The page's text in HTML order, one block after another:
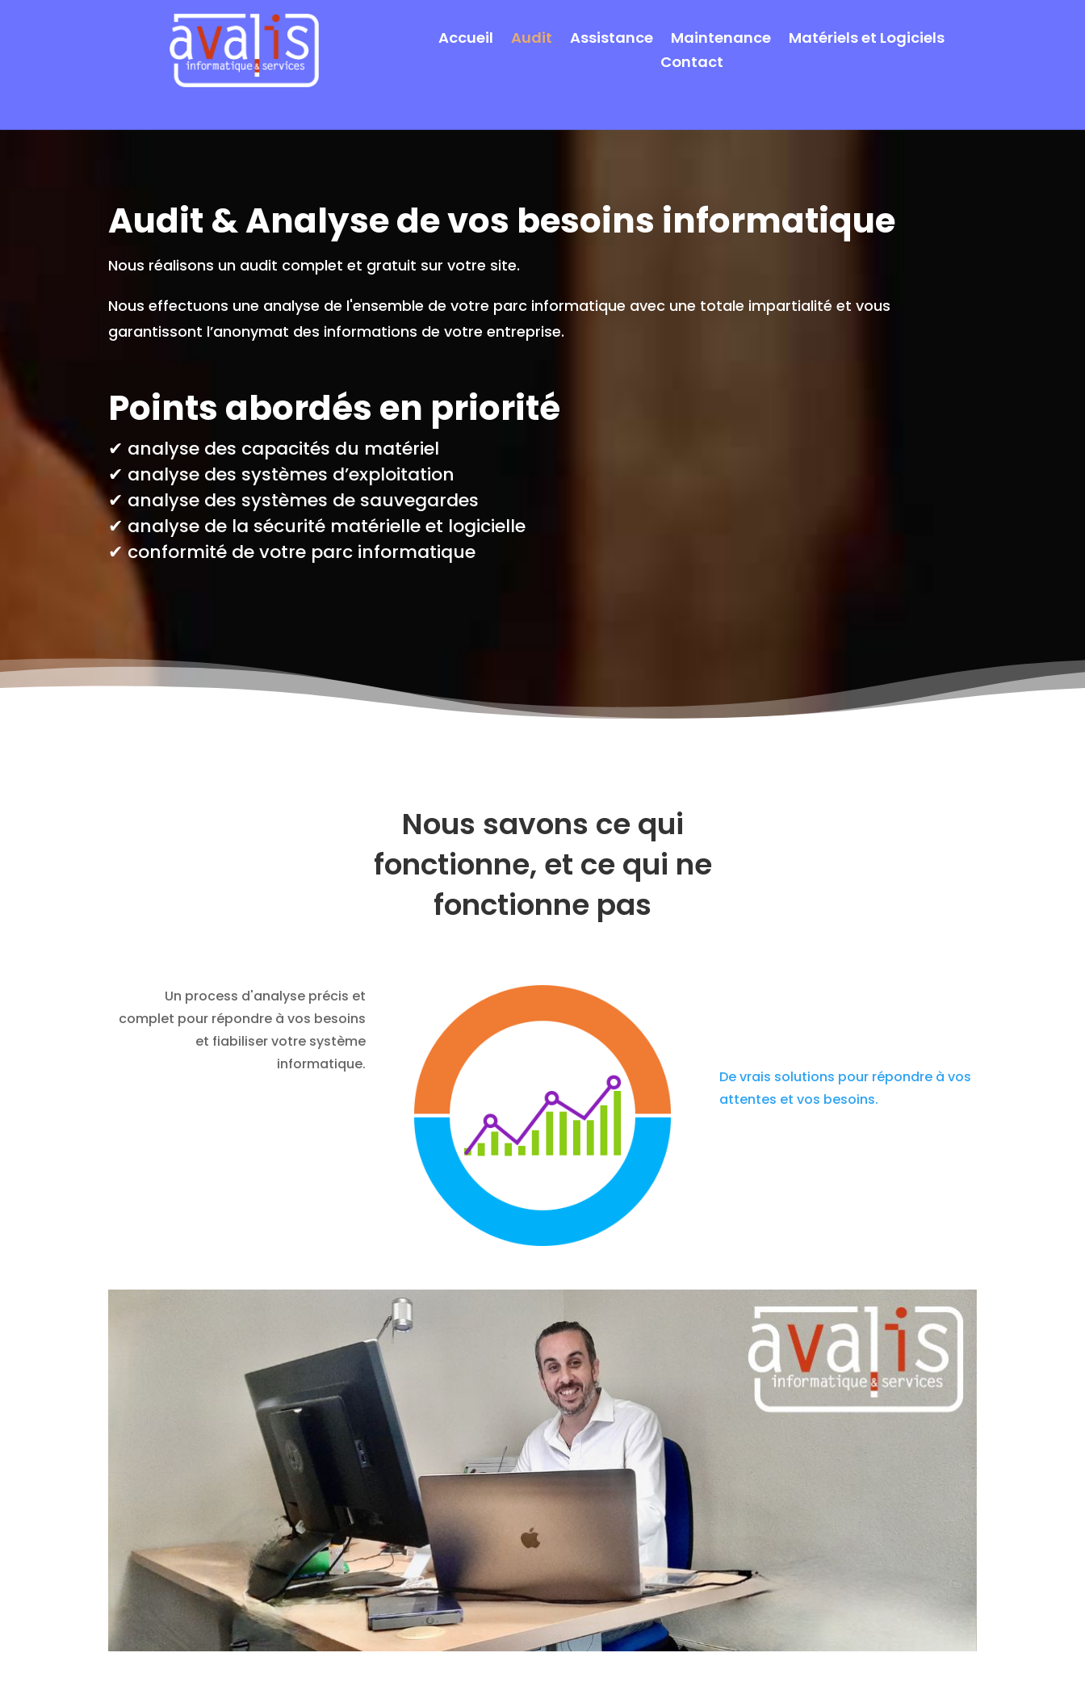
Accueil Audit Assistance Maintenance
Matériels et Logiciels
Contact
Audit & Analyse de vos besoins informatique
Nous réalisons un audit complet et gratuit sur votre site.
Nous effectuons une analyse de l'ensemble de votre parc informatique avec une totale impartialité et vous
garantissont l’anonymat des informations de votre entreprise.
Points abordés en priorité
✔︎ analyse des capacités du matériel
✔︎ analyse des systèmes d’exploitation
✔︎ analyse des systèmes de sauvegardes
✔︎ analyse de la sécurité matérielle et logicielle
✔︎ conformité de votre parc informatique
Nous savons ce qui
fonctionne, et ce qui ne
fonctionne pas
Un process d'analyse précis et
complet pour répondre à vos besoins
et fiabiliser votre système
informatique.
De vrais solutions pour répondre à vos
attentes et vos besoins.